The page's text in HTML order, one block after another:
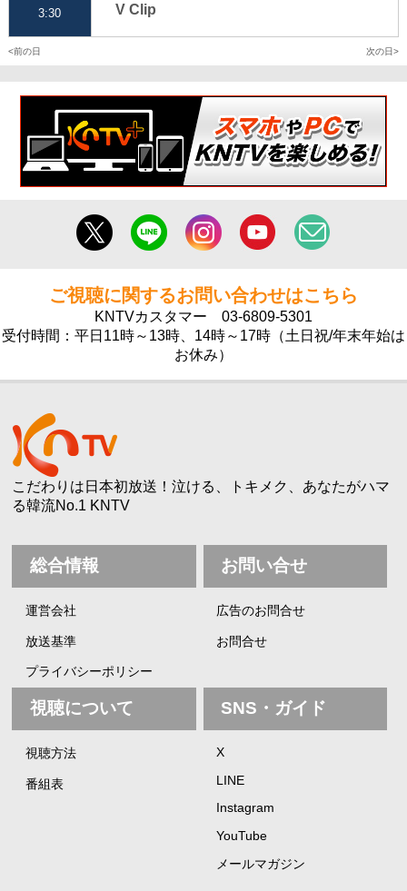
3:30 V Clip
前の日 次の日
ご視聴に関するお問い合わせはこちら
KNTVカスタマー 03-6809-5301
受付時間：平日11時～13時、14時～17時（土日祝/年末年始は
お休み）
こだわりは日本初放送！泣ける、トキメク、あなたがハマ
る韓流No.1 KNTV
総合情報
運営会社
放送基準
プライバシーポリシー
お問い合せ
広告のお問合せ
お問合せ
視聴について
視聴方法
番組表
SNS・ガイド
X
LINE
Instagram
YouTube
メールマガジン